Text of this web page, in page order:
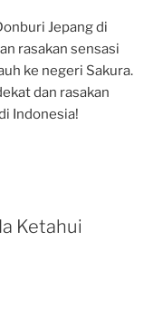
Jepang di
rasakan sensasi
ke negeri Sakura.
dan rasakan
Indonesia!
Ketahui